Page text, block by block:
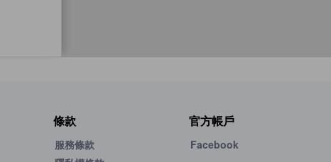
條款
服務條款
官方帳戶
Facebook